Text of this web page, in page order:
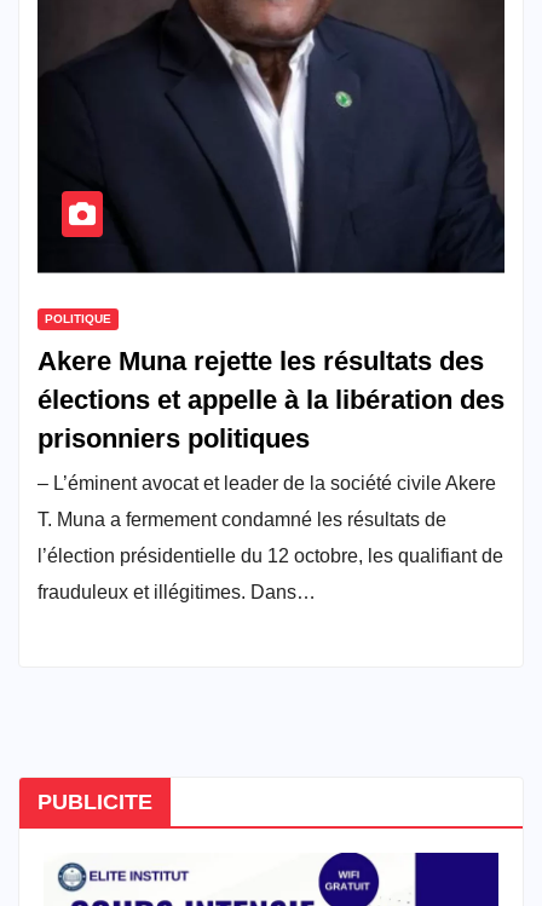
POLITIQUE
Akere Muna rejette les résultats des
élections et appelle à la libération des
prisonniers politiques
– L’éminent avocat et leader de la société civile Akere
T. Muna a fermement condamné les résultats de
l’élection présidentielle du 12 octobre, les qualifiant de
frauduleux et illégitimes. Dans…
PUBLICITE